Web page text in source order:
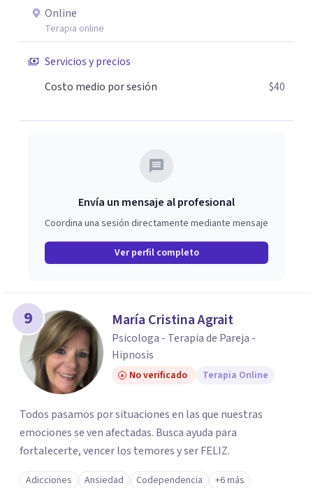
personal.
Online
Terapia online
Servicios y precios
Costo medio por sesión
$40
Envía un mensaje al profesional
Coordina una sesión directamente mediante mensaje
Ver perfil completo
9 María Cristina Agrait
Psicologa - Terapia de Pareja -
Hipnosis
No verificado Terapia Online
Todos pasamos por situaciones en las que nuestras
emociones se ven afectadas. Busca ayuda para
fortalecerte, vencer los temores y ser FELIZ.
Adicciones Ansiedad Codependencia +6 más